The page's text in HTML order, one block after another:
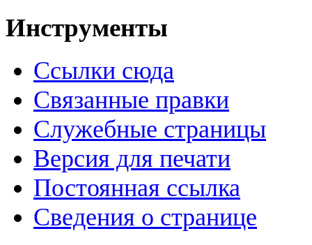
Инструменты
Ссылки сюда
Связанные правки
Служебные страницы
Версия для печати
Постоянная ссылка
Сведения о странице